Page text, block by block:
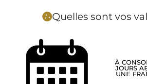
Quelles sont vos
À
JOURS
UNE